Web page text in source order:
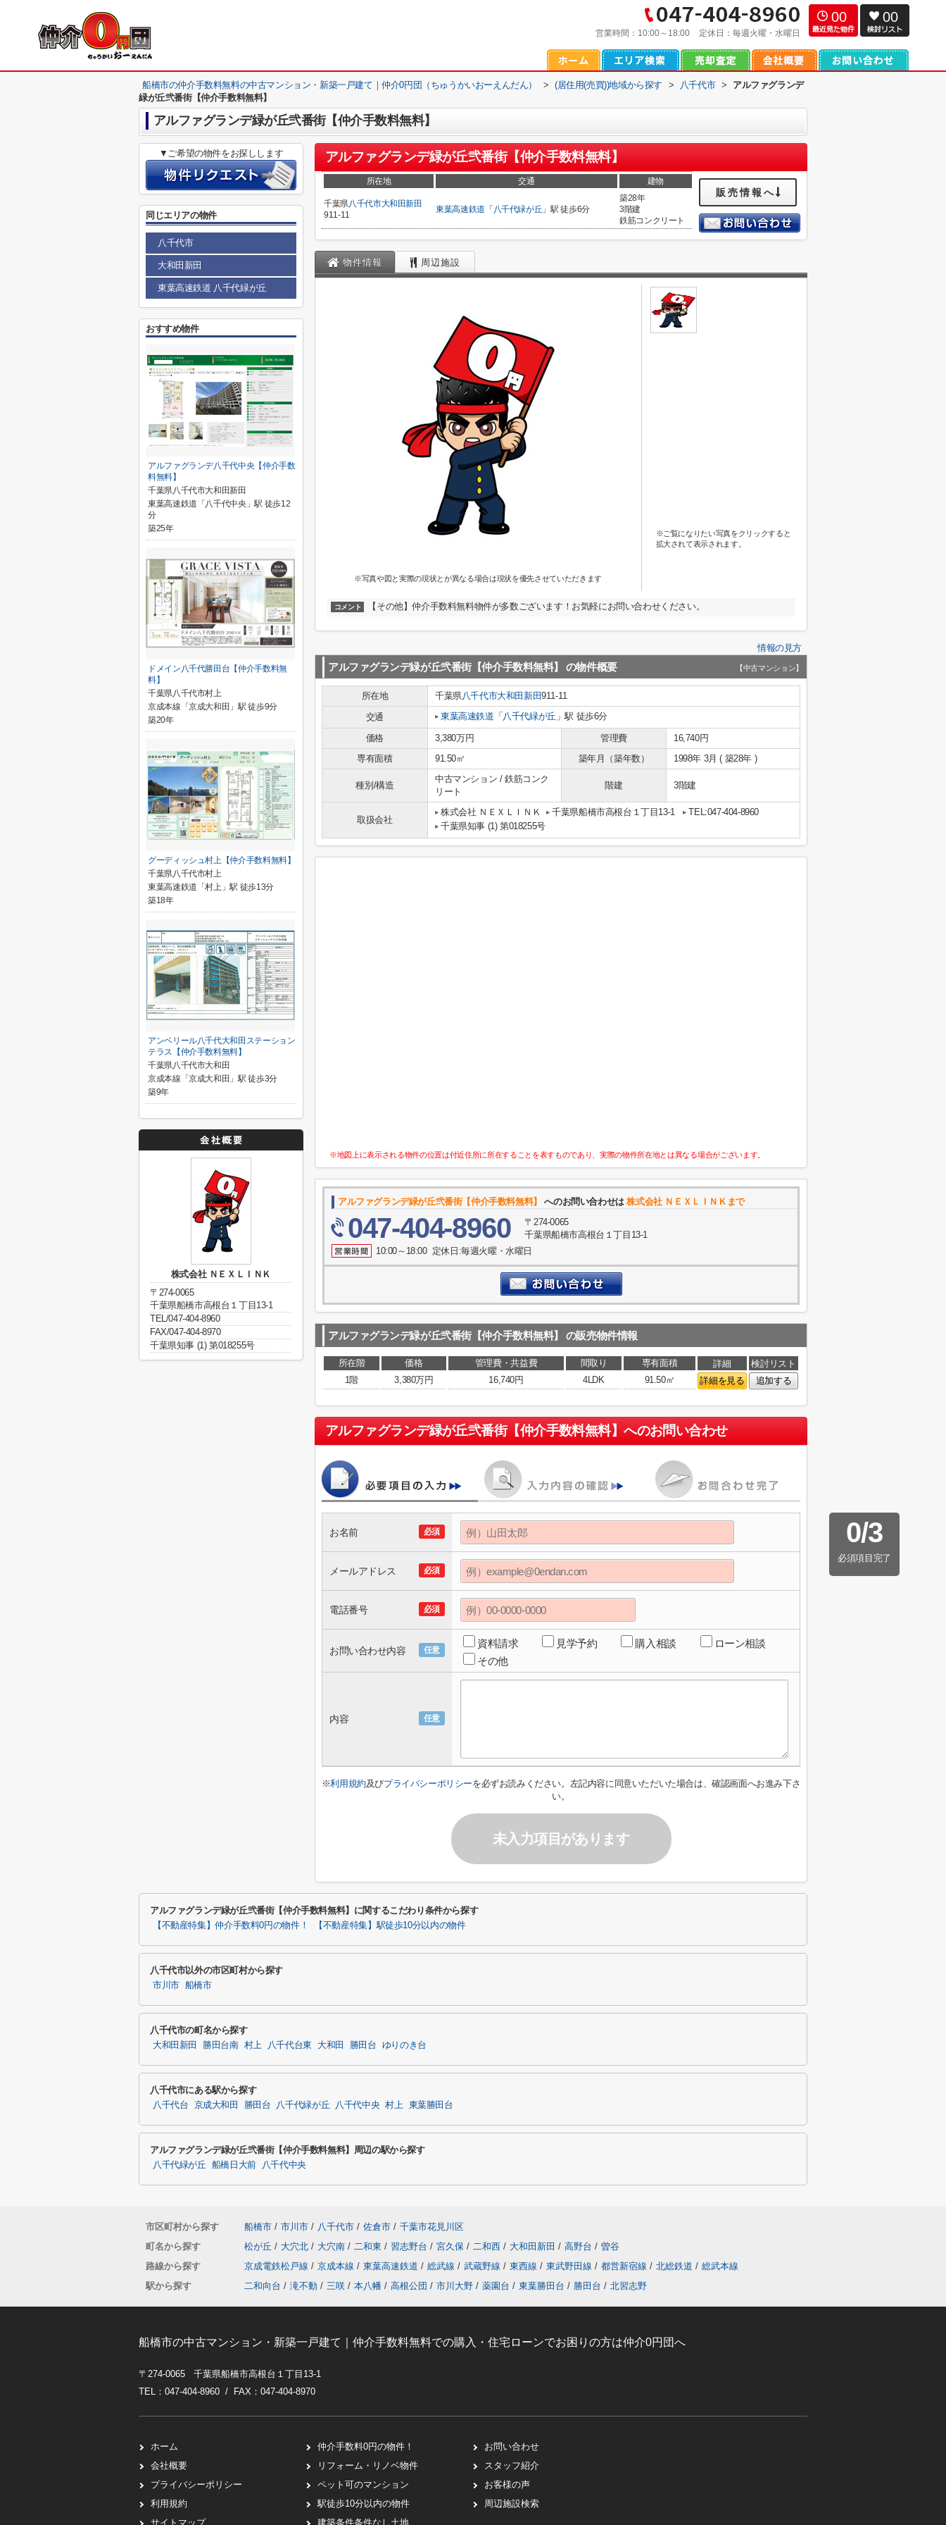
営業時間： 10:00～18:00 定休日： 毎週火曜・水曜日
00 00
船橋市の仲介手数料無料の中古マンション・新築一戸建て｜仲介0円団（ちゅうかいおーえんだん） > (居住用(売買))地域から探す > 八千代市 >
アルファグランデ
緑が丘弐番街【仲介手数料無料】
アルファグランデ緑が丘弐番街【仲介手数料無料】
アルファグランデ緑が丘弐番街【仲介手数料無料】
所在地 交通 建物
千葉県八千代市大和田新田
911-11
東葉高速鉄道 「 八千代緑が丘 」駅 徒歩6分
築28年
3階建
鉄筋コンクリート
販売情報へ
物件情報 周辺施設
※写真や図と実際の現状とが異なる場合は現状を優先させていただきます
※ご覧になりたい写真をクリックすると
拡大されて表示されます。
コメント 【その他】仲介手数料無料物件が多数ございます！お気軽にお問い合わせください。
情報の見方
アルファグランデ緑が丘弐番街【仲介手数料無料】 の物件概要 【中古マンション】
所在地 千葉県八千代市大和田新田911-11
交通
東葉高速鉄道 「 八千代緑が丘 」駅 徒歩6分
価格 3,380万円 管理費
16,740円
専有面積
91.50㎡ 築年月（築年数） 1998年 3月 ( 築28年 )
種別/構造
中古マンション / 鉄筋コンク
リート
階建 3階建
取扱会社
株式会社 ＮＥＸＬＩＮＫ 千葉県船橋市高根台１丁目13-1
TEL:047-404-8960
千葉県知事 (1) 第018255号
※地図上に表示される物件の位置は付近住所に所在することを表すものであり、実際の物件所在地とは異なる場合がございます。
アルファグランデ緑が丘弐番街【仲介手数料無料】 へのお問い合わせは株式会社 ＮＥＸＬＩＮＫまで
047-404-8960
〒274-0065
千葉県船橋市高根台１丁目13-1
10:00～18:00 定休日:毎週火曜・水曜日
アルファグランデ緑が丘弐番街【仲介手数料無料】 の販売物件情報
所在階 価格 管理費・共益費 間取り 専有面積 詳細
検討リスト
1階
3,380万円 16,740円 4LDK 91.50㎡ 詳細を見る 追加する
アルファグランデ緑が丘弐番街【仲介手数料無料】へのお問い合わせ
0/3
必須項目完了
必須
お名前
必須
メールアドレス
必須
電話番号
任意
お問い合わせ内容
資料請求 見学予約 購入相談
ローン相談
その他
任意
内容
※利用規約及びプライバシーポリシーを必ずお読みください。左記内容に同意いただいた場合は、確認画面へお進み下さ
い。
未入力項目があります
▼ご希望の物件をお探しします
同じエリアの物件
八千代市
大和田新田
東葉高速鉄道 八千代緑が丘
おすすめ物件
アルファグランデ八千代中央【仲介手数
料無料】
千葉県八千代市大和田新田
東葉高速鉄道「八千代中央」駅 徒歩12
分
築25年
ドメイン八千代勝田台【仲介手数料無
料】
千葉県八千代市村上
京成本線「京成大和田」駅 徒歩9分
築20年
グーディッシュ村上【仲介手数料無料】
千葉県八千代市村上
東葉高速鉄道「村上」駅 徒歩13分
築18年
アンベリール八千代大和田ステーション
テラス【仲介手数料無料】
千葉県八千代市大和田
京成本線「京成大和田」駅 徒歩3分
築9年
株式会社 ＮＥＸＬＩＮＫ
〒274-0065
千葉県船橋市高根台１丁目13-1
TEL/047-404-8960
FAX/047-404-8970
千葉県知事 (1) 第018255号
アルファグランデ緑が丘弐番街【仲介手数料無料】に関するこだわり条件から探す
【不動産特集】仲介手数料0円の物件！ 【不動産特集】駅徒歩10分以内の物件
八千代市以外の市区町村から探す
市川市 船橋市
八千代市の町名から探す
大和田新田 勝田台南 村上 八千代台東 大和田 勝田台 ゆりのき台
八千代市にある駅から探す
八千代台 京成大和田 勝田台 八千代緑が丘 八千代中央 村上 東葉勝田台
アルファグランデ緑が丘弐番街【仲介手数料無料】周辺の駅から探す
八千代緑が丘 船橋日大前 八千代中央
市区町村から探す 船橋市 / 市川市 / 八千代市 / 佐倉市 / 千葉市花見川区
町名から探す
松が丘 / 大穴北 / 大穴南 / 二和東 / 習志野台 / 宮久保 / 二和西 / 大和田新田 / 高野台 / 曽谷
路線から探す
京成電鉄松戸線 / 京成本線 / 東葉高速鉄道 / 総武線 / 武蔵野線 / 東西線 / 東武野田線 / 都営新宿線 / 北総鉄道 / 総武本線
駅から探す
二和向台 / 滝不動 / 三咲 / 本八幡 / 高根公団 / 市川大野 / 薬園台 / 東葉勝田台 / 勝田台 / 北習志野
船橋市の中古マンション・新築一戸建て｜仲介手数料無料での購入・住宅ローンでお困りの方は仲介0円団へ
〒274-0065 千葉県船橋市高根台１丁目13-1
TEL：047-404-8960 / FAX：047-404-8970
ホーム
会社概要
プライバシーポリシー
利用規約
サイトマップ
仲介手数料0円の物件！
リフォーム・リノベ物件
ペット可のマンション
駅徒歩10分以内の物件
建築条件条件なし土地
お問い合わせ
スタッフ紹介
お客様の声
周辺施設検索